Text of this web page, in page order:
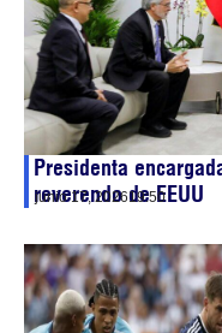
Presidenta
reverendo de EEUU
junio 17, 202619:50